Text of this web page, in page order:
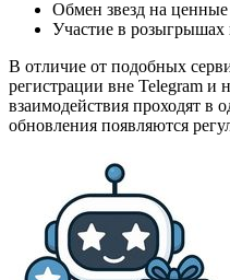
Обмен звезд на
Участие в
В отличие от подобных
регистрации вне Telegram и
взаимодействия проходят в
обновления появляются